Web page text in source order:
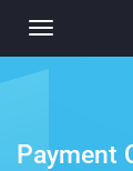
Toggle
navigation
Payment